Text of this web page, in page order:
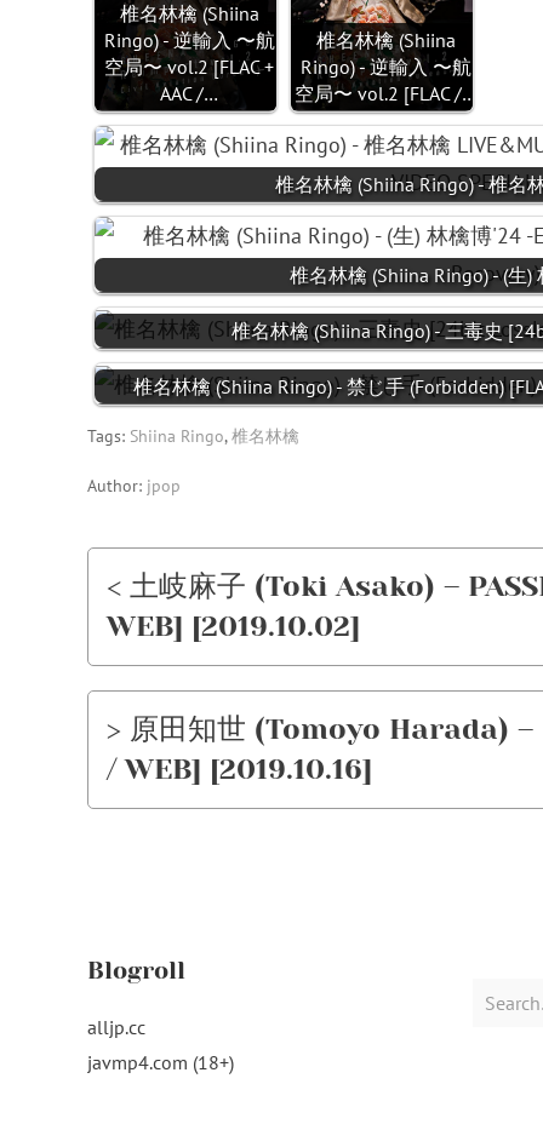
椎名林檎 (Shiina
Ringo) - 逆輸入 〜航
空局〜 vol.2 [FLAC +
AAC /…
椎名林檎 (Shiina
Ringo) - 逆輸入 〜航
空局〜 vol.2 [FLAC /…
椎名林檎 (Shiina Ringo) - 椎名
椎名林檎 (Shiina Ringo) - (生)
椎名林檎 (Shiina Ringo) - 三毒史
椎名林檎 (Shiina Ringo) - 禁じ手 (Forbidden)
Tags: Shiina Ringo,椎名林檎
Author: jpop
< 土岐麻子 (Toki Asako) –
WEB] [2019.10.02]
> 原田知世 (Tomoyo Harada)
/ WEB] [2019.10.16]
Blogroll
alljp.cc
javmp4.com (18+)
Search